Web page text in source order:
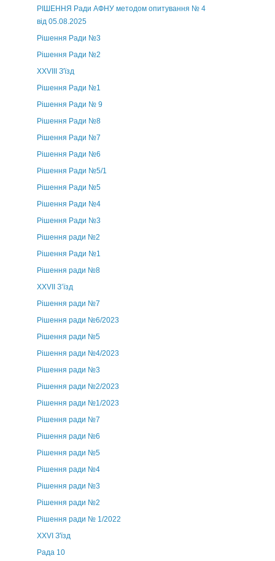
РІШЕННЯ Ради АФНУ методом опитування № 4
від 05.08.2025
Рішення Ради №3
Рішення Ради №2
XXVIII З'їзд
Рішення Ради №1
Рішення Ради № 9
Рішення Ради №8
Рішення Ради №7
Рішення Ради №6
Рішення Ради №5/1
Рішення Ради №5
Рішення Ради №4
Рішення Ради №3
Рішення ради №2
Рішення Ради №1
Рішення ради №8
ХХVII З’їзд
Рішення ради №7
Рішення ради №6/2023
Рішення ради №5
Рішення ради №4/2023
Рішення ради №3
Рішення ради №2/2023
Рішення ради №1/2023
Рішення ради №7
Рішення ради №6
Рішення ради №5
Рішення ради №4
Рішення ради №3
Рішення ради №2
Рішення ради № 1/2022
XXVI З'їзд
Рада 10